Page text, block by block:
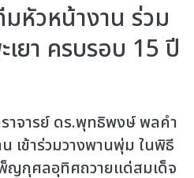
หัวหน้างาน ร่วม
ยา ครบรอบ 15 ปี
ารย์ ดร.พุทธิพงษ์ พลคำ
เข้าร่วมวางพานพุ่ม ในพิธี
พ็ญกุศลอุทิศถวายแด่สมเด็จ